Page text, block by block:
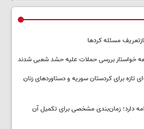
مسئله کردها
خواستار بررسی حملات علیه حشد شعبی شدند
تازه برای کردستان سوریه و دستاوردهای زنان
دارد؛ زمان‌بندی مشخصی برای تکمیل آن